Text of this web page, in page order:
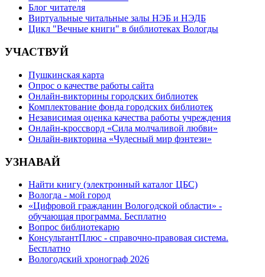
Блог читателя
Виртуальные читальные залы НЭБ и НЭДБ
Цикл "Вечные книги" в библиотеках Вологды
УЧАСТВУЙ
Пушкинская карта
Опрос о качестве работы сайта
Онлайн-викторины городских библиотек
Комплектование фонда городских библиотек
Независимая оценка качества работы учреждения
Онлайн-кроссворд «Сила молчаливой любви»
Онлайн-викторина «Чудесный мир фэнтези»
УЗНАВАЙ
Найти книгу (электронный каталог ЦБС)
Вологда - мой город
«Цифровой гражданин Вологодской области» -
обучающая программа. Бесплатно
Вопрос библиотекарю
КонсультантПлюс - справочно-правовая система.
Бесплатно
Вологодский хронограф 2026